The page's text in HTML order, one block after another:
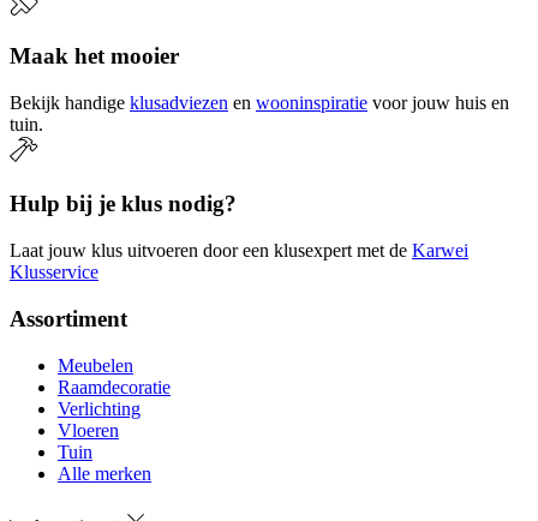
Maak het mooier
Bekijk handige klusadviezen en wooninspiratie voor jouw huis en
tuin.
Hulp bij je klus nodig?
Laat jouw klus uitvoeren door een klusexpert met de Karwei
Klusservice
Assortiment
Meubelen
Raamdecoratie
Verlichting
Vloeren
Tuin
Alle merken